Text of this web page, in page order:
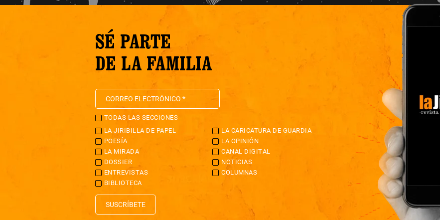
SÉ PARTE
DE LA FAMILIA
TODAS LAS SECCIONES
LA JIRIBILLA DE PAPEL
LA CARICATURA DE GUARDIA
POESÍA
LA OPINIÓN
LA MIRADA
CANAL DIGITAL
DOSSIER
NOTICIAS
ENTREVISTAS
COLUMNAS
BIBLIOTECA
SUSCRÍBETE